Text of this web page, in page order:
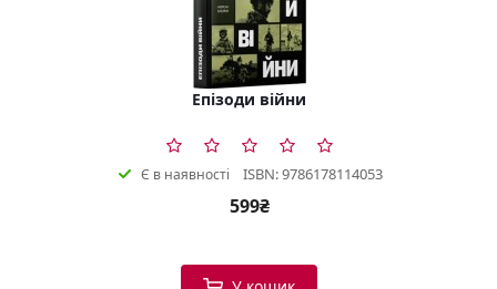
Епізоди війни
Є в наявності ISBN: 9786178114053
599₴